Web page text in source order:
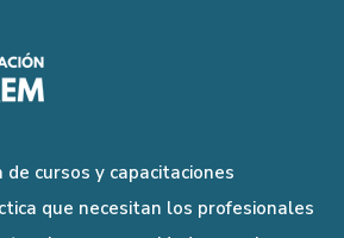
de cursos y capacitaciones
que necesitan los profesionales